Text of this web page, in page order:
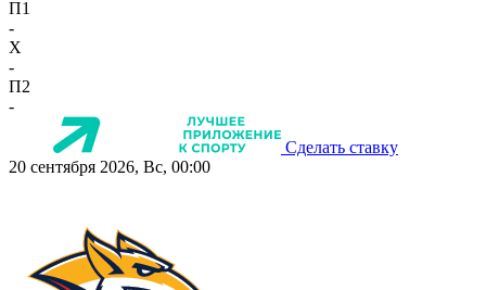
П1
-
X
-
П2
-
Сделать ставку
20 сентября 2026, Вс, 00:00